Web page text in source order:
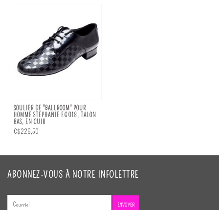
SOULIER DE "BALLROOM" POUR
HOMME STEPHANIE E6018, TALON
BAS, EN CUIR
C$229,50
ABONNEZ-VOUS À NOTRE INFOLETTRE
ENVOYER